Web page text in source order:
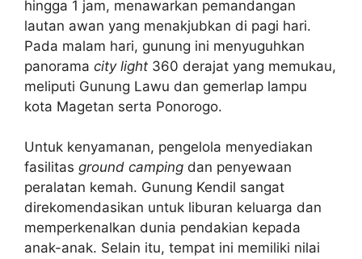
hingga 1 jam, menawarkan pemandangan
lautan awan yang menakjubkan di pagi hari.
Pada malam hari, gunung ini menyuguhkan
panorama city light 360 derajat yang memukau,
meliputi Gunung Lawu dan gemerlap lampu
kota Magetan serta Ponorogo.
Untuk kenyamanan, pengelola menyediakan
fasilitas ground camping dan penyewaan
peralatan kemah. Gunung Kendil sangat
direkomendasikan untuk liburan keluarga dan
memperkenalkan dunia pendakian kepada
anak-anak. Selain itu, tempat ini memiliki nilai